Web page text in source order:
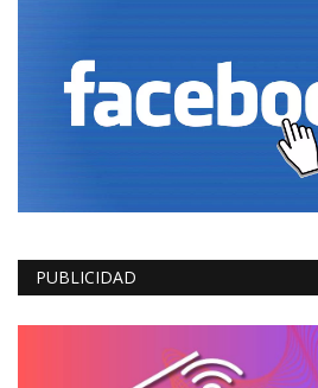
PUBLICIDAD